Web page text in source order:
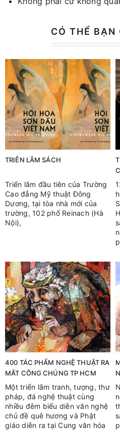
CÓ THỂ BẠN
TRIỄN LÃM SÁCH
Triển lãm đầu tiên của Trường
Cao đẳng Mỹ thuật Đông
Dương, tại tòa nhà mới của
trường, 102 phố Reinach (Hà
Nội),
400 TÁC PHẨM NGHỆ THUẬT RA
MẮT CÔNG CHÚNG TP HCM
Một triển lãm tranh, tượng, thư
pháp, đá nghệ thuật cùng
nhiều đêm biểu diễn văn nghệ
chủ đề quê hương và Phật
giáo diễn ra tại Cung văn hóa